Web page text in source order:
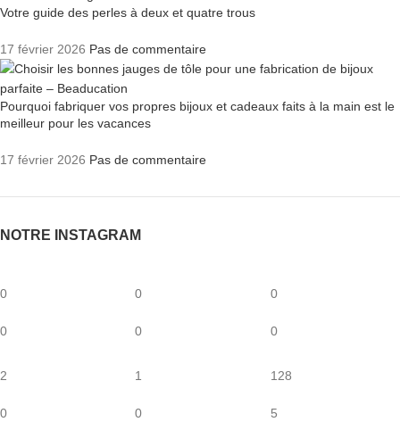
Votre guide des perles à deux et quatre trous
17 février 2026 Pas de commentaire
Pourquoi fabriquer vos propres bijoux et cadeaux faits à la main est le
meilleur pour les vacances
17 février 2026 Pas de commentaire
NOTRE INSTAGRAM
0
0
0
0
0
0
2
0
1
0
128
5